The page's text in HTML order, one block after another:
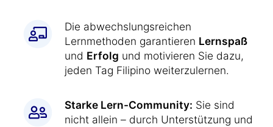
Die abwechslungsreichen
Lernmethoden garantieren Lernspaß
und Erfolg und motivieren Sie dazu,
jeden Tag Filipino weiterzulernen.
Starke Lern-Community: Sie sind
nicht allein – durch Unterstützung und